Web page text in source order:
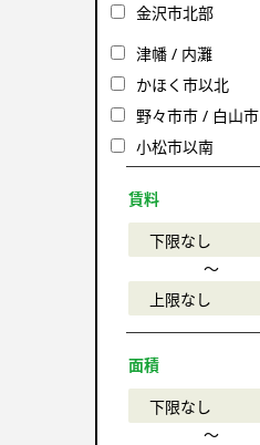
金沢市北部
津幡 / 内灘
かほく市以北
野々市市 / 白山市
小松市以南
賃料
〜
面積
〜